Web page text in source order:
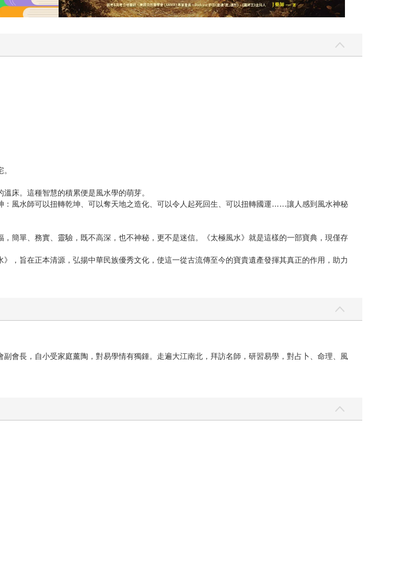
床。這種智慧的積累便是風水學的萌芽。
風水師可以扭轉乾坤、可以奪天地之造化、可以令人起死回生、可以扭轉國運……讓人感到風水神秘
簡單、務實、靈驗，既不高深，也不神秘，更不是迷信。《太極風水》就是這樣的一部寶典，現僅存
，旨在正本清源，弘揚中華民族優秀文化，使這一從古流傳至今的寶貴遺產發揮其真正的作用，助力
會長，自小受家庭薰陶，對易學情有獨鍾。走遍大江南北，拜訪名師，研習易學，對占卜、命理、風